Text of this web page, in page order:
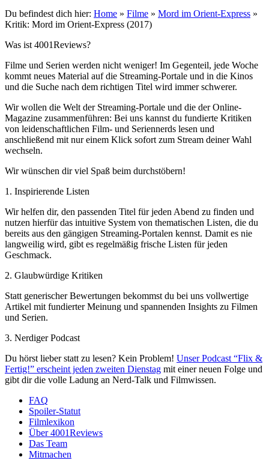
Du befindest dich hier: Home » Filme » Mord im Orient-Express »
Kritik: Mord im Orient-Express (2017)
Was ist 4001Reviews?
Filme und Serien werden nicht weniger! Im Gegenteil, jede Woche
kommt neues Material auf die Streaming-Portale und in die Kinos
und die Suche nach dem richtigen Titel wird immer schwerer.
Wir wollen die Welt der Streaming-Portale und die der Online-
Magazine zusammenführen: Bei uns kannst du fundierte Kritiken
von leidenschaftlichen Film- und Seriennerds lesen und
anschließend mit nur einem Klick sofort zum Stream deiner Wahl
wechseln.
Wir wünschen dir viel Spaß beim durchstöbern!
1. Inspirierende Listen
Wir helfen dir, den passenden Titel für jeden Abend zu finden und
nutzen hierfür das intuitive System von thematischen Listen, die du
bereits aus den gängigen Streaming-Portalen kennst. Damit es nie
langweilig wird, gibt es regelmäßig frische Listen für jeden
Geschmack.
2. Glaubwürdige Kritiken
Statt generischer Bewertungen bekommst du bei uns vollwertige
Artikel mit fundierter Meinung und spannenden Insights zu Filmen
und Serien.
3. Nerdiger Podcast
Du hörst lieber statt zu lesen? Kein Problem! Unser Podcast “Flix &
Fertig!” erscheint jeden zweiten Dienstag mit einer neuen Folge und
gibt dir die volle Ladung an Nerd-Talk und Filmwissen.
FAQ
Spoiler-Statut
Filmlexikon
Über 4001Reviews
Das Team
Mitmachen